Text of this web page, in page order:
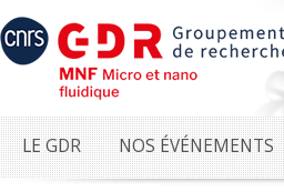
LE GDR NOS ÉVÉNEMENTS